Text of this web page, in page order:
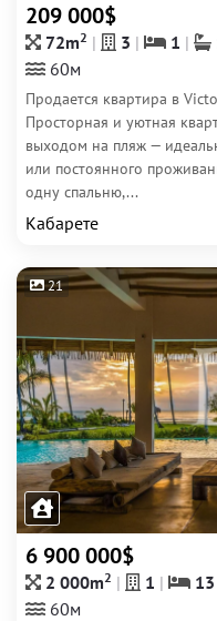
209 000$
72m2 3 1
60м
Продается квартира в
Просторная и уютная
выходом на пляж —
или постоянного
одну спальню,...
Кабарете
21
6 900 000$
2 000m2 1 13
60м